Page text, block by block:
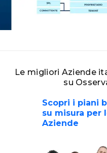
Le migliori Aziende
su
Scopri i piani
su misura per
Aziende